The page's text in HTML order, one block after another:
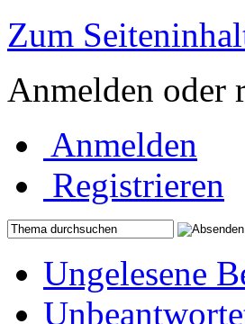
Zum
Anmelden oder
Anmelden
Registrieren
Ungelesene